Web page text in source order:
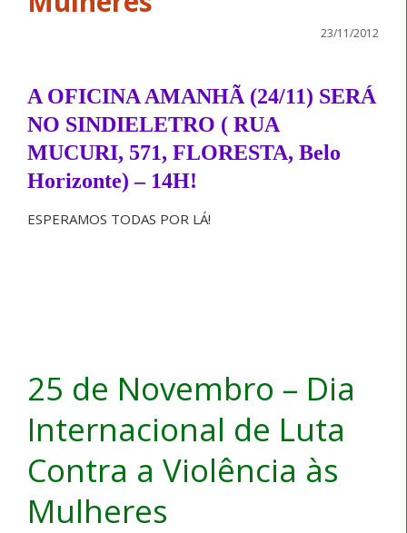
23/11/2012
A OFICINA AMANHÃ (24/11) SERÁ
NO SINDIELETRO ( RUA
MUCURI, 571, FLORESTA, Belo
Horizonte) – 14H!
ESPERAMOS TODAS POR LÁ!
25 de Novembro – Dia
Internacional de Luta
Contra a Violência às
Mulheres